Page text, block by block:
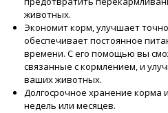
животных.
Экономит корм, улучшает
обеспечивает постоянное
времени. С его помощью вы
связанные с кормлением, и
ваших животных.
Долгосрочное хранение корма
недель или месяцев.